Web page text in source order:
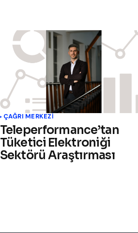
ÇAĞRI MERKEZI
Teleperformance’tan
Tüketici Elektroniği
Sektörü Araştırması